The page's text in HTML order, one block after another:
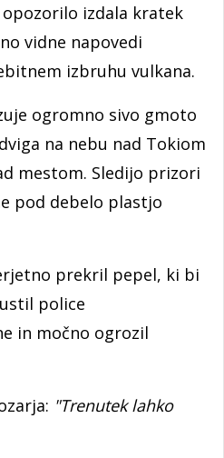
opozorilo izdala kratek
vidne napovedi
izbruhu vulkana.
ogromno sivo gmoto
na nebu nad Tokiom
mestom. Sledijo prizori
pod debelo plastjo
prekril pepel, ki bi
police
in močno ogrozil
"Trenutek lahko